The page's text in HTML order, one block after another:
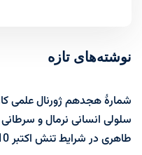
نوشته‌های تازه
شمارۀ هجدهم ژورنال علمی
سلولی انسانی نرمال و
طاهری در شرایط تنش اکتبر 10, 2025